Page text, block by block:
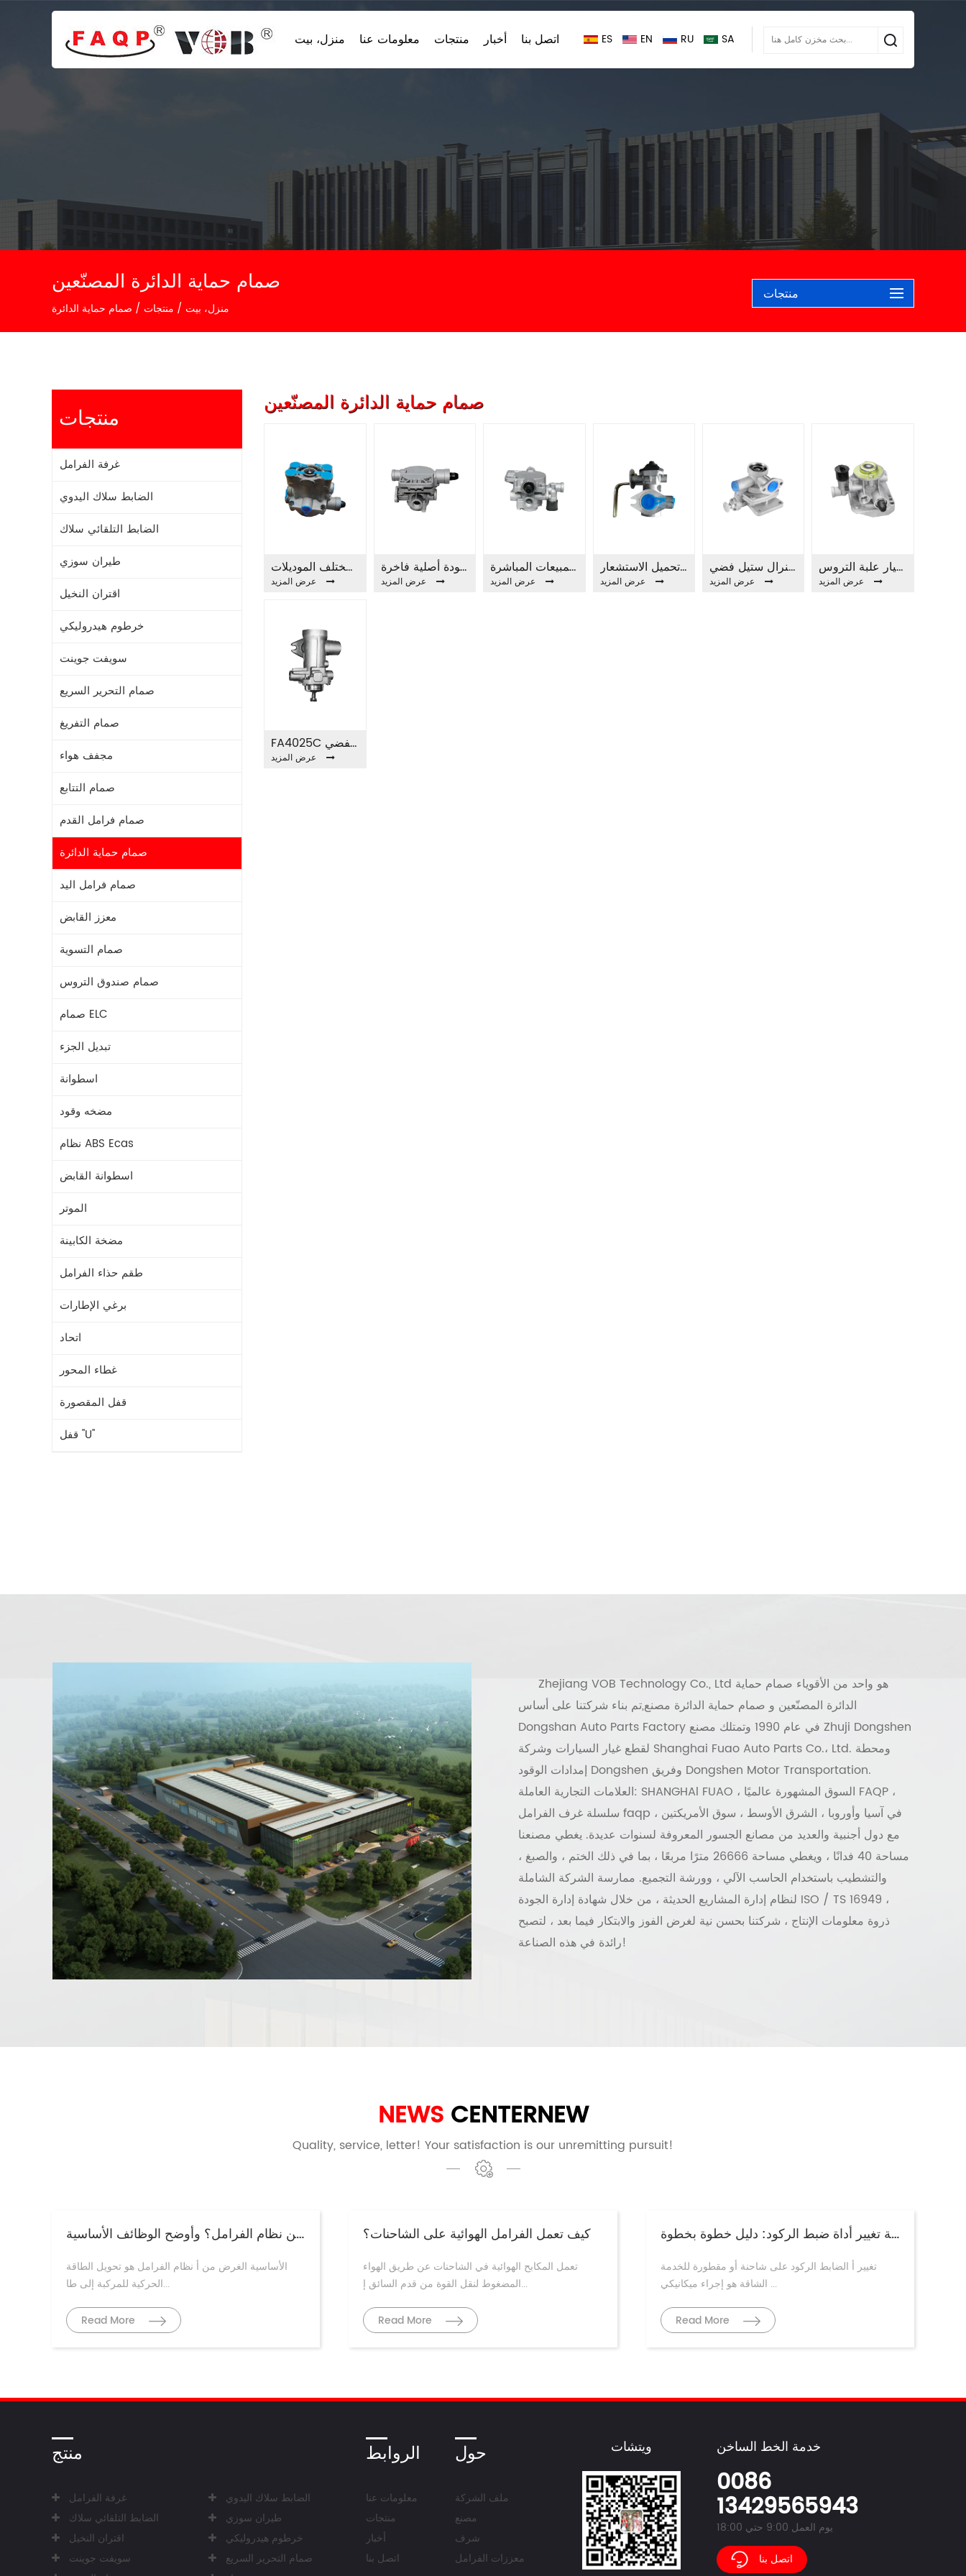
منزل، بيت معلومات عنا منتجات أخبار اتصل بنا ES EN RU SA
صمام حماية الدائرة المصنّعين
منزل، بيت / منتجات / صمام حماية الدائرة
منتجات
منتجات
غرفة الفرامل
الضابط سلاك اليدوي
الضابط التلقائي سلاك
طيران سوزي
اقتران النخيل
خرطوم هيدروليكي
سويفت جوينت
صمام التحرير السريع
صمام التفريغ
مجفف هواء
صمام التتابع
صمام فرامل القدم
صمام حماية الدائرة
صمام فرامل اليد
معزز القابض
صمام التسوية
صمام صندوق التروس
صمام ELC
تبديل الجزء
اسطوانة
مضخه وقود
نظام ABS Ecas
اسطوانة القابض
الموتر
مضخة الكابينة
طقم حذاء الفرامل
برغي الإطارات
اتحاد
غطاء المحور
قفل المقصورة
قفل "U"
صمام حماية الدائرة المصنّعين
ضمان الجودة لمختلف الموديلات FA4027A صمام طوارئ التتابع
عرض المزيد
جودة أصلية فاخرة FA4008 صمام طوارئ تتابع
عرض المزيد
ضمان جودة المبيعات المباشرة FA4009 صمام طوارئ التتابع
عرض المزيد
بيع على الساخن قطع غيار السيارات تحميل الاستشعار FA4025 قطع الصمام
عرض المزيد
جنرال ستيل فضي FA4041A قطع صمام
عرض المزيد
قطع غيار علبة التروس FA4040A قطع الصمام
عرض المزيد
FA4025C صمام متين من الفولاذ الفضي
عرض المزيد
Zhejiang VOB Technology Co., Ltd هو واحد من الأقوياء صمام حماية
الدائرة المصنّعين و صمام حماية الدائرة مصنع,تم بناء شركتنا على أساس
Dongshan Auto Parts Factory في عام 1990 وتمتلك مصنع Zhuji Dongshen
لقطع غيار السيارات وشركة Shanghai Fuao Auto Parts Co.، Ltd. ومحطة
إمدادات الوقود Dongshen وفريق Dongshen Motor Transportation.
العلامات التجارية العاملة: SHANGHAl FUAO ، السوق المشهورة عالميًا FAQP ،
سلسلة غرف الفرامل faqp في آسيا وأوروبا ، الشرق الأوسط ، سوق الأمريكتين ،
مع دول أجنبية والعديد من مصانع الجسور المعروفة لسنوات عديدة. يغطي مصنعنا
مساحة 40 فدانًا ، ويغطي مساحة 26666 مترًا مربعًا ، بما في ذلك الختم ، والصبغ ،
والتشطيب باستخدام الحاسب الآلي ، وورشة التجميع. ممارسة الشركة الشاملة
لنظام إدارة المشاريع الحديثة ، من خلال شهادة إدارة الجودة ISO / TS 16949 ،
ذروة معلومات الإنتاج ، شركتنا بحسن نية لغرض الفوز والابتكار فيما بعد ، لتصبح
رائدة في هذه الصناعة!
NEWSCENTERNEW
Quality, service, letter! Your satisfaction is our unremitting pursuit!
ما هو الغرض من نظام الفرامل؟ وأوضح الوظائف الأساسية
الأساسية الغرض من أ نظام الفرامل هو تحويل الطاقة
الحركية للمركبة إلى طا...
Read More
كيف تعمل الفرامل الهوائية على الشاحنات؟
تعمل المكابح الهوائية في الشاحنات عن طريق الهواء
المضغوط لنقل القوة من قدم السائق إ...
Read More
كيفية تغيير أداة ضبط الركود: دليل خطوة بخطوة
تغيير أ الضابط الركود على شاحنة أو مقطورة للخدمة
الشاقة هو إجراء ميكانيكي ...
Read More
منتج
غرفة الفرامل
الضابط سلاك اليدوي
الضابط التلقائي سلاك
طيران سوزي
اقتران النخيل
خرطوم هيدروليكي
سويفت جوينت
صمام التحرير السريع
الروابط
معلومات عنا
منتجات
أخبار
اتصل بنا
حول
ملف الشركة
مصنع
شرف
معززات الفرامل
ويتشات خدمة الخط الساخن
0086
13429565943
يوم العمل 9:00 حتي 18:00
اتصل بنا